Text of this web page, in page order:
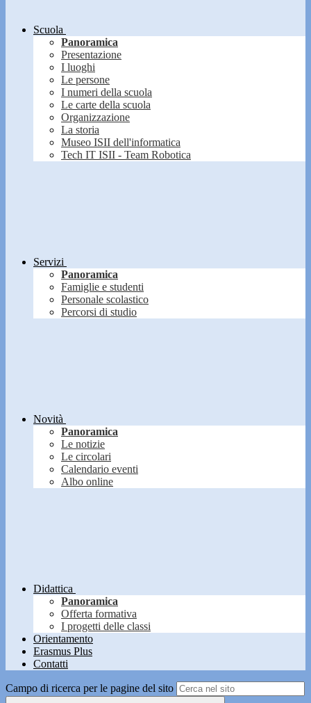
Scuola
Panoramica
Presentazione
I luoghi
Le persone
I numeri della scuola
Le carte della scuola
Organizzazione
La storia
Museo ISII dell'informatica
Tech IT ISII - Team Robotica
Servizi
Panoramica
Famiglie e studenti
Personale scolastico
Percorsi di studio
Novità
Panoramica
Le notizie
Le circolari
Calendario eventi
Albo online
Didattica
Panoramica
Offerta formativa
I progetti delle classi
Orientamento
Erasmus Plus
Contatti
Campo di ricerca per le pagine del sito